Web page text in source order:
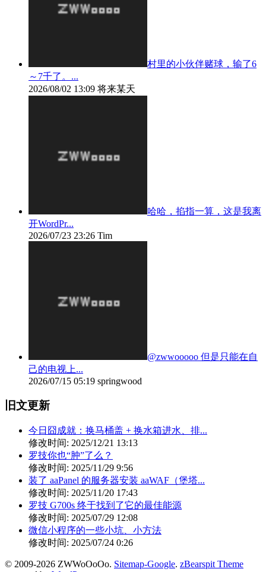
村里的小伙伴赌球，输了6
～7千了。...
2026/08/02 13:09 将来某天
哈哈，掐指一算，这是我离
开WordPr...
2026/07/23 23:26 Tim
@zwwooooo 但是只能在自
己的电视上...
2026/07/15 05:19 springwood
旧文更新
今日囧成就：换马桶盖 + 换水箱进水、排...
修改时间: 2025/12/21 13:13
罗技你也“肿”了么？
修改时间: 2025/11/29 9:56
装了 aaPanel 的服务器安装 aaWAF（堡塔...
修改时间: 2025/11/20 17:43
罗技 G700s 终于找到了它的最佳能源
修改时间: 2025/07/29 12:08
微信小程序的一些小坑、小方法
修改时间: 2025/07/24 0:26
© 2009-2026 ZWWoOoOo. Sitemap-Google. zBearspit Theme